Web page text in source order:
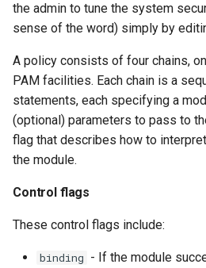
the admin to tune the system
sense of the word) simply by
A policy consists of four chains,
PAM facilities. Each chain is a
statements, each specifying a
(optional) parameters to pass to
flag that describes how to
the module.
Control flags
These control flags include:
binding - If the module